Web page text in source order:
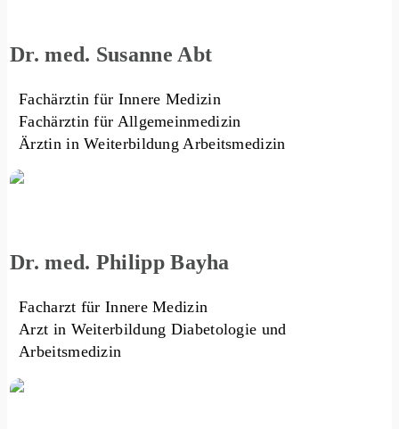
Dr. med. Susanne Abt
Fachärztin für Innere Medizin
Fachärztin für Allgemeinmedizin
Ärztin in Weiterbildung Arbeitsmedizin
Dr. med. Philipp Bayha
Facharzt für Innere Medizin
Arzt in Weiterbildung Diabetologie und
Arbeitsmedizin